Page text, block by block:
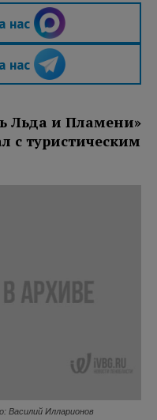
нас
нас
Льда и Пламени»
с туристическим
Василий Илларионов